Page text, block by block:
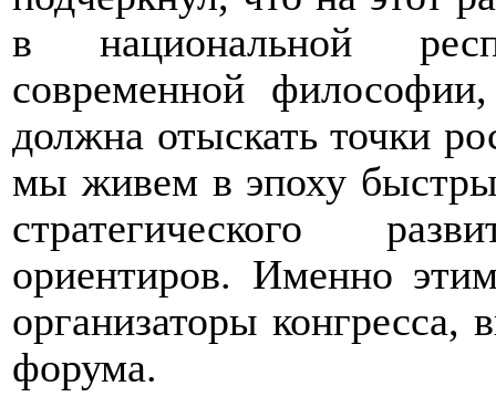
в национальной
современной
должна отыскать точки
мы живем в эпоху
стратегического
ориентиров. Именно
организаторы
форума.